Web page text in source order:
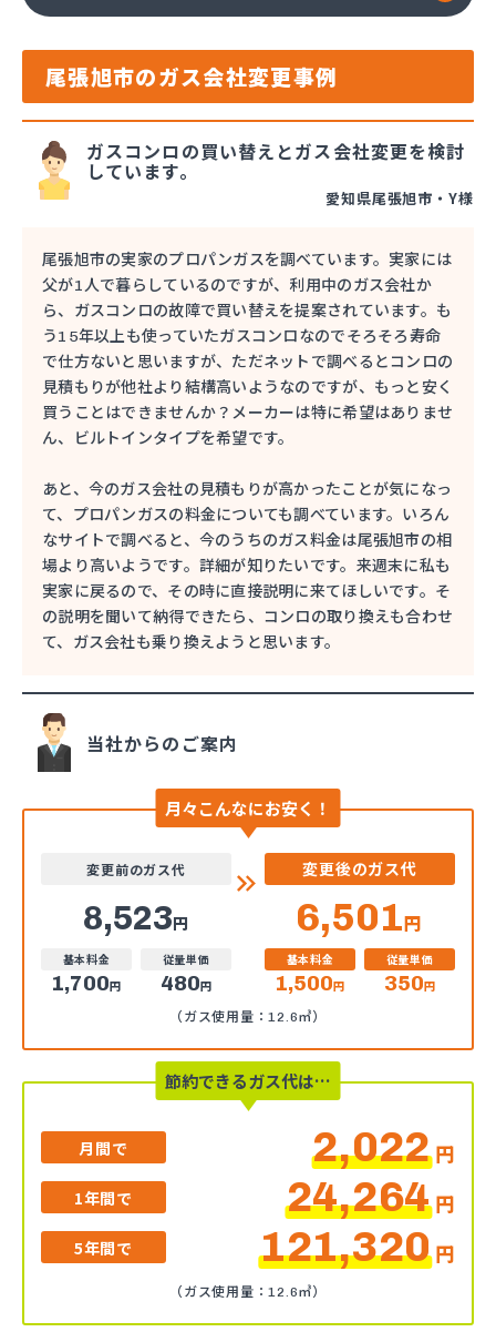
尾張旭市のガス会社変更事例
ガスコンロの買い替えとガス会社変更を検討
しています。
愛知県尾張旭市・Y様
尾張旭市の実家のプロパンガスを調べています。実家には
父が1人で暮らしているのですが、利用中のガス会社か
ら、ガスコンロの故障で買い替えを提案されています。も
う15年以上も使っていたガスコンロなのでそろそろ寿命
で仕方ないと思いますが、ただネットで調べるとコンロの
見積もりが他社より結構高いようなのですが、もっと安く
買うことはできませんか？メーカーは特に希望はありませ
ん、ビルトインタイプを希望です。
あと、今のガス会社の見積もりが高かったことが気になっ
て、プロパンガスの料金についても調べています。いろん
なサイトで調べると、今のうちのガス料金は尾張旭市の相
場より高いようです。詳細が知りたいです。来週末に私も
実家に戻るので、その時に直接説明に来てほしいです。そ
の説明を聞いて納得できたら、コンロの取り換えも合わせ
て、ガス会社も乗り換えようと思います。
当社からのご案内
月々こんなにお安く！
変更前のガス代
8,523円
変更後のガス代
6,501円
基本料金
1,700円
従量単価
480円
基本料金
1,500円
従量単価
350円
（ガス使用量：12.6㎥）
節約できるガス代は…
月間で 2,022円
1年間で 24,264円
5年間で 121,320円
（ガス使用量：12.6㎥）